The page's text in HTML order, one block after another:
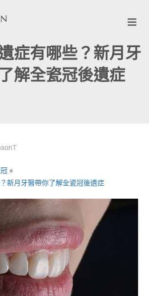
症有哪些？新月牙
解全瓷冠後遺症
»
新月牙醫帶你了解全瓷冠後遺症